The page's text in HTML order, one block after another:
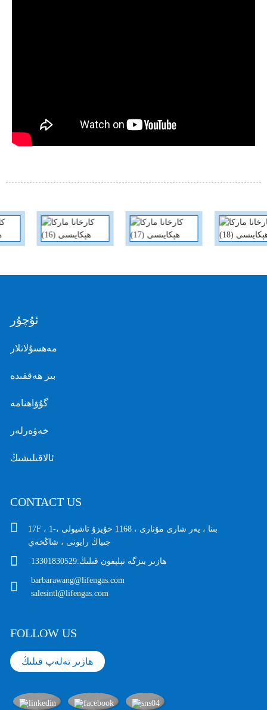
ئۇچۇر
مەھسۇلاتلار
بىز ھەققىدە
گۇۋاھنامە
خەۋەرلەر
ئالاقىلىشىڭ
CONTACT US
17F ، 1-بىنا ، يەر شارى مۇنارى ، 1168 خۇيزۇ تاشيولى ،
جىياڭ رايونى ، شاڭخەي
ھازىر بىزگە تېلېفون قىلىڭ:13301830529
barbarawang@lifengas.com
salesintl@lifengas.com
FOLLOW US
ھازىر تەلەپ قىلىڭ